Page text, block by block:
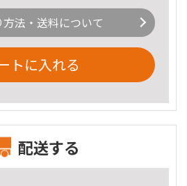
法・送料について
トに入れる
配送する